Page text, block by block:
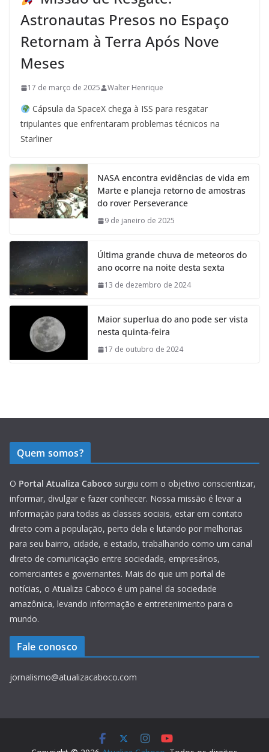
Astronautas Presos no Espaço
Retornam à Terra Após Nove
Meses
17 de março de 2025 Walter Henrique
Cápsula da SpaceX chega à ISS para resgatar
tripulantes que enfrentaram problemas técnicos na
Starliner
NASA encontra evidências de vida em
Marte e planeja retorno de amostras
do rover Perseverance
9 de janeiro de 2025
Última grande chuva de meteoros do
ano ocorre na noite desta sexta
13 de dezembro de 2024
Maior superlua do ano pode ser vista
nesta quinta-feira
17 de outubro de 2024
Quem somos?
O Portal Atualiza Caboco surgiu com o objetivo conscientizar,
informar, divulgar e fazer conhecer. Nossa missão é levar a
informação para todas as classes sociais, estar em contato
direto com a população, perto dela e lutando por melhorias
para seu bairro, cidade, e estado, trabalhando como um canal
direto de comunicação entre sociedade, empresários,
comerciantes e governantes. Mais do que um portal de
notícias, o Atualiza Caboco é um painel da sociedade
amazônica, levando informação e entretenimento para o
mundo.
Fale conosco
jornalismo@atualizacaboco.com